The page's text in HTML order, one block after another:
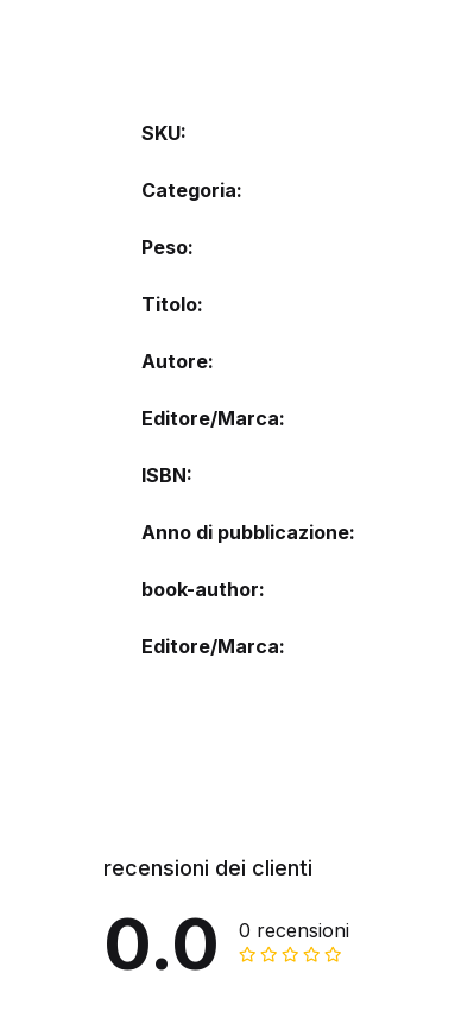
SKU:
Categoria:
Peso
Titolo
Autore
Editore/Marca
ISBN
Anno di pubblicazione
book-author
Editore/Marca
recensioni dei clienti
0.0 0 recensioni